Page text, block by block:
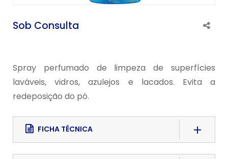
Sob Consulta
Spray perfumado de limpeza de superfícies
laváveis, vidros, azulejos e lacados. Evita a
redeposição do pó.
FICHA TÉCNICA